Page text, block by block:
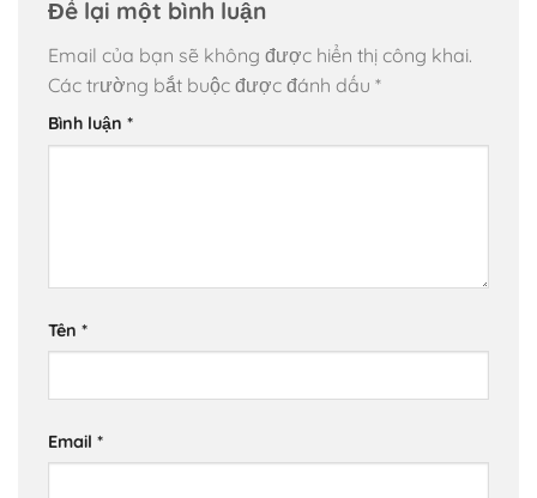
Để lại một bình luận
Email của bạn sẽ không được hiển thị công khai.
Các trường bắt buộc được đánh dấu *
Bình luận *
Tên *
Email *